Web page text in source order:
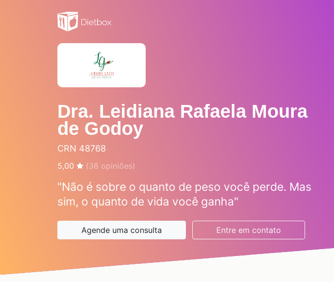
Dra. Leidiana Rafaela Moura
de Godoy
CRN 48768
5,00 (38 opiniões)
"Não é sobre o quanto de peso você perde. Mas
sim, o quanto de vida você ganha"
Agende uma consulta Entre em contato